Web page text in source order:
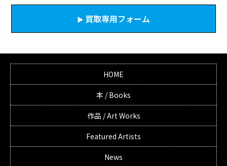
買取専用フォーム
HOME
本 / Books
作品 / Art Works
Featured Artists
News